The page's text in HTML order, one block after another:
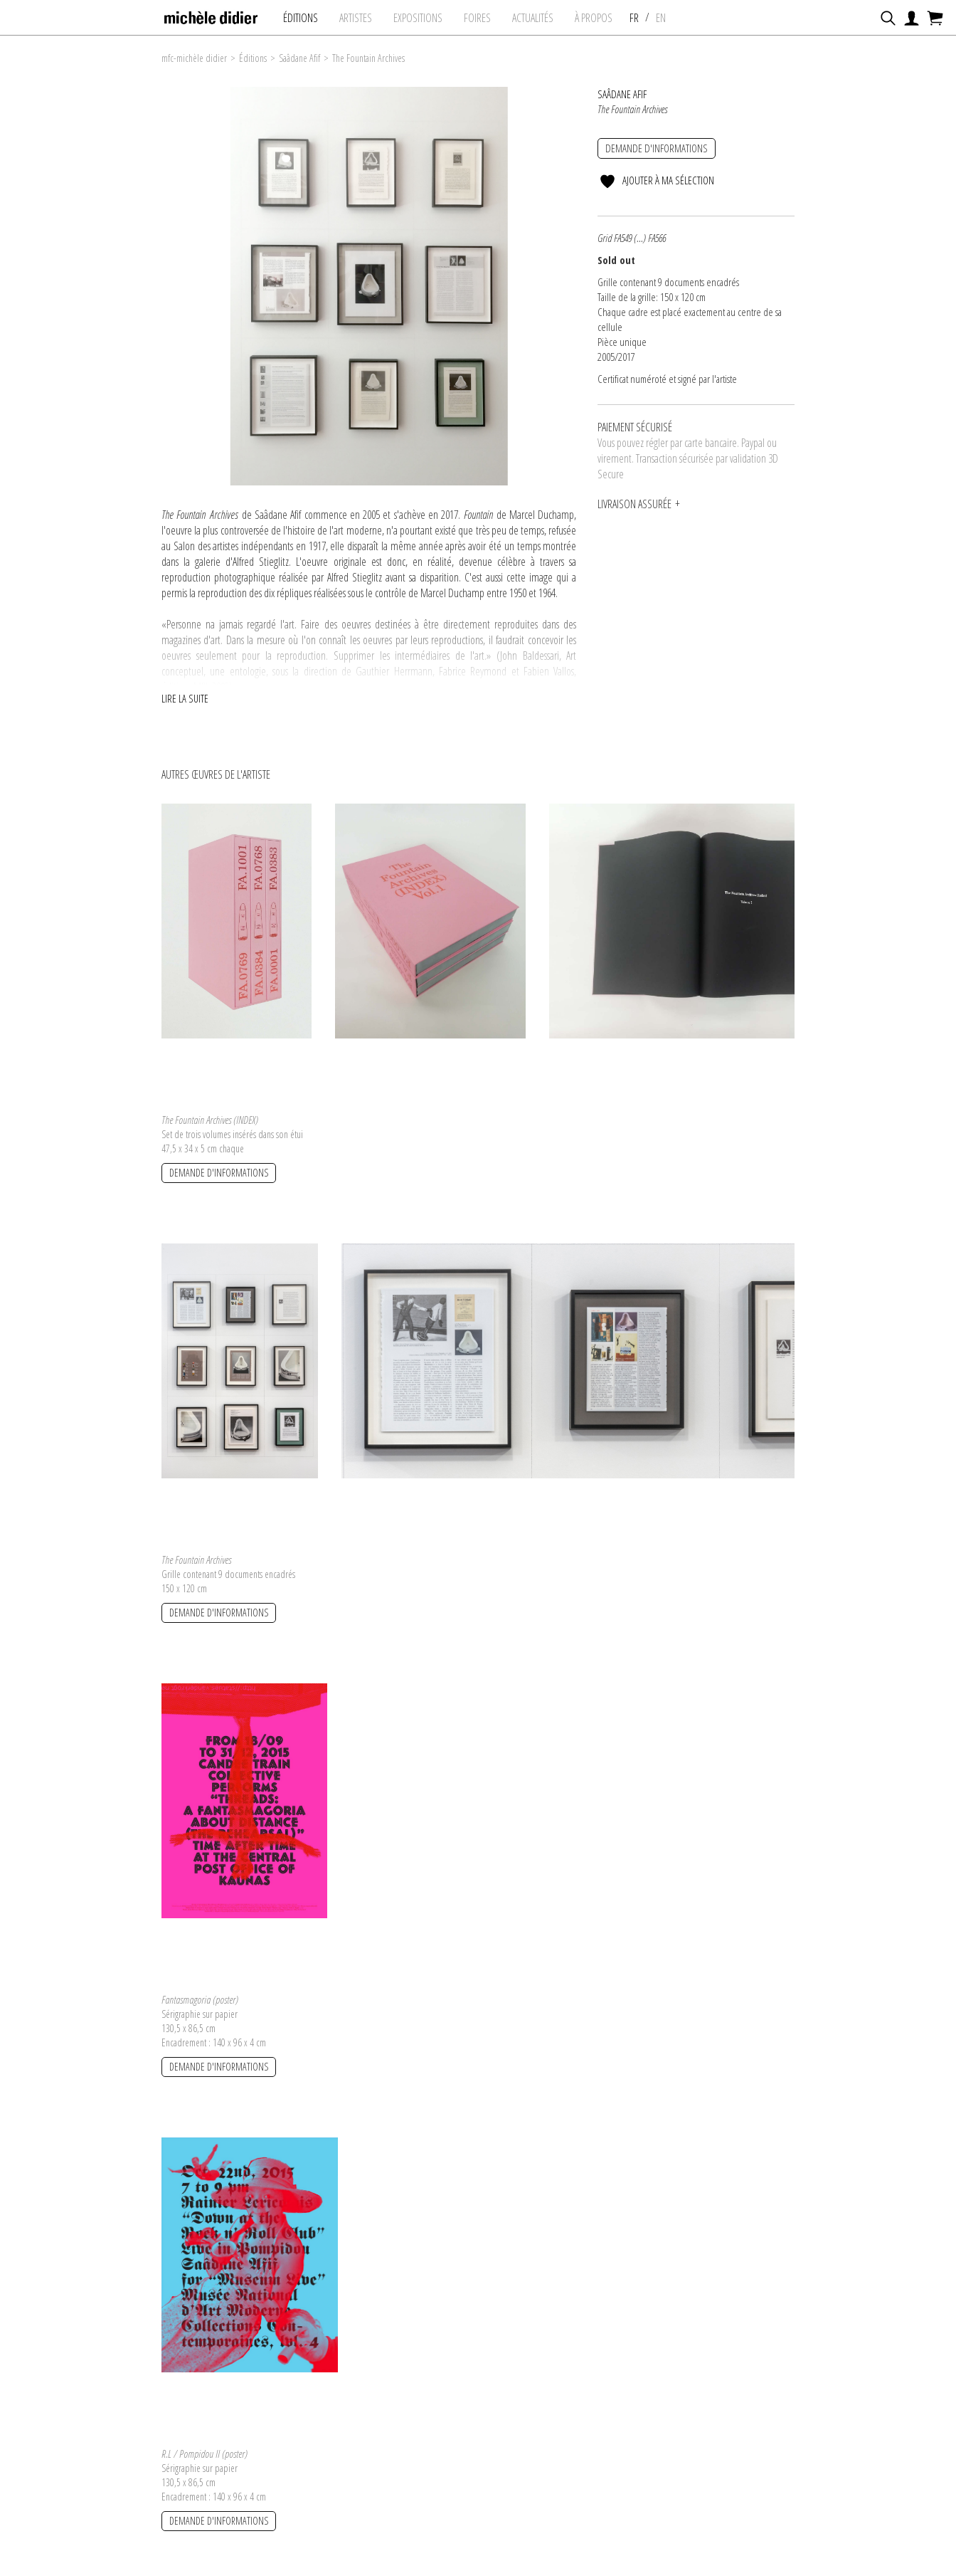
ÉDITIONS ARTISTES EXPOSITIONS FOIRES ACTUALITÉS À PROPOS FR / EN
mfc-michèle didier > Éditions > Saâdane Afif > The Fountain Archives
The Fountain Archivesde Saâdane Afif commence en 2005 et s'achève en 2017. Fountainde Marcel Duchamp,
l'oeuvre la plus controversée de l'histoire de l'art moderne, n'a pourtant existé que très peu de temps, refusée
au Salon des artistes indépendants en 1917, elle disparaît la même année après avoir été un temps montrée
dans la galerie d'Alfred Stieglitz. L'oeuvre originale est donc, en réalité, devenue célèbre à travers sa
reproduction photographique réalisée par Alfred Stieglitz avant sa disparition. C'est aussi cette image qui a
permis la reproduction des dix répliques réalisées sous le contrôle de Marcel Duchamp entre 1950 et 1964.
«Personne na jamais regardé l'art. Faire des oeuvres destinées à être directement reproduites dans des
magazines d'art. Dans la mesure où l'on connaît les oeuvres par leurs reproductions, il faudrait concevoir les
oeuvres seulement pour la reproduction. Supprimer les intermédiaires de l'art.» (John Baldessari, Art
conceptuel, une entologie, sous la direction de Gauthier Herrmann, Fabrice Reymond et Fabien Vallos,
Ce n'est pas un hasard si, en 2008, Saâdane Afif décide de faire de
oeuvre, celle d'un regard contemporain sur la manière dont se construit l'histoire et les mythes de l'art.
C'est depuis neuf ans que Saâdane Afif a engagé le processus deThe Fountain Archives
la collection au gré de ses voyages, de ses recherches sur internet, en s'appuyant sur un ensemble de sites
répertoriant des livres du monde entier. Un réseau de connaisseurs et de collectionneurs, au fil des années,
apporte une contribution significative en suggérant ou envoyant des publications rares, éditions locales ou
vintage. Les nouvelles collectes viendront progressivement s'ajouter aux précédentes.
Saâdane Afif qualifie volontiers
d'«oeuvre hobby», mais cette dernière demande
cependant une assiduité sans faille. Aujourd'hui l'archive s'approche des 850 entrées et vise à en atteindre mille
et une pour se voir achevée. Le corpus doit, comme le célèbre recueil de contes, pouvoir se lire telle une
LIRE LA SUITE
SAÂDANE AFIF
The Fountain Archives
DEMANDE D'INFORMATIONS
AJOUTER À MA SÉLECTION
Grid FA549 (...) FA566
Sold out
Grille contenant 9 documents encadrés
Taille de la grille: 150 x 120 cm
Chaque cadre est placé exactement au centre de sa
cellule
Pièce unique
2005/2017
Certificat numéroté et signé par l'artiste
PAIEMENT SÉCURISÉ
Vous pouvez régler par carte bancaire. Paypal ou
virement. Transaction sécurisée par validation 3D
Secure
LIVRAISON ASSURÉE
AUTRES ŒUVRES DE L'ARTISTE
The Fountain Archives (INDEX)
Set de trois volumes insérés dans son étui
47,5 x 34 x 5 cm chaque
DEMANDE D'INFORMATIONS
The Fountain Archives
Grille contenant 9 documents encadrés
150 x 120 cm
DEMANDE D'INFORMATIONS
Fantasmagoria (poster)
Sérigraphie sur papier
130,5 x 86,5 cm
Encadrement : 140 x 96 x 4 cm
DEMANDE D'INFORMATIONS
R.L / Pompidou II (poster)
Sérigraphie sur papier
130,5 x 86,5 cm
Encadrement : 140 x 96 x 4 cm
DEMANDE D'INFORMATIONS